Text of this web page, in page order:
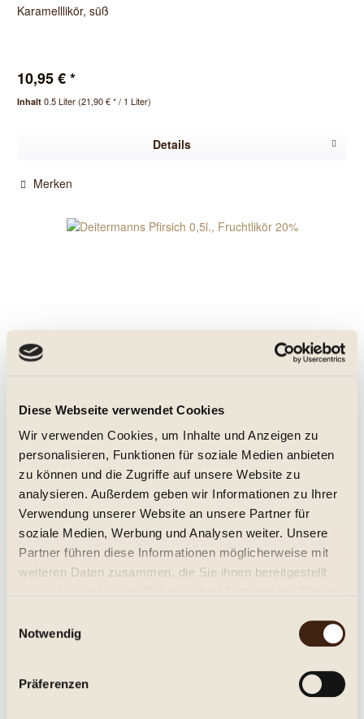
Diese Webseite verwendet Cookies
Wir verwenden Cookies, um Inhalte und Anzeigen zu
personalisieren, Funktionen für soziale Medien anbieten
zu können und die Zugriffe auf unsere Website zu
analysieren. Außerdem geben wir Informationen zu Ihrer
Verwendung unserer Website an unsere Partner für
soziale Medien, Werbung und Analysen weiter. Unsere
Partner führen diese Informationen möglicherweise mit
weiteren Daten zusammen, die Sie ihnen bereitgestellt
Notwendig
Präferenzen
Karamelllikör, süß
10,95 € *
Inhalt0.5 Liter(21,90 € * / 1 Liter)
Details
Merken
süß
9,45 € *
Inhalt0.5 Liter
Details